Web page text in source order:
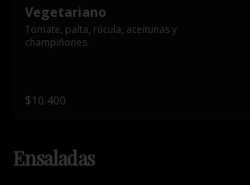
Vegetariano
Tomate, palta, rúcula, aceitunas y
champiñones.
$10.400
Ensaladas